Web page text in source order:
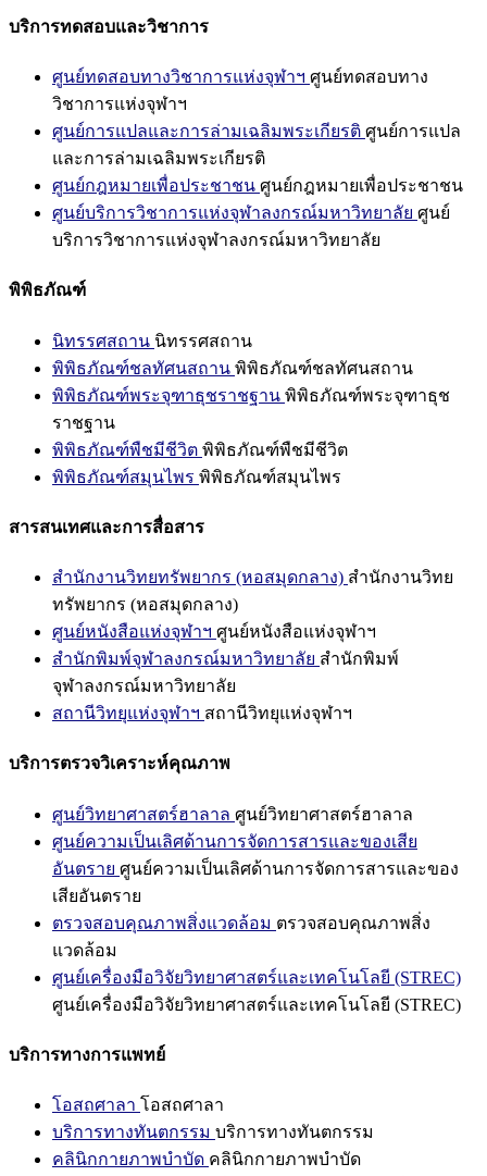
บริการทดสอบและวิชาการ
ศูนย์ทดสอบทางวิชาการแห่งจุฬาฯ ศูนย์ทดสอบทาง
วิชาการแห่งจุฬาฯ
ศูนย์การแปลและการล่ามเฉลิมพระเกียรติ ศูนย์การแปล
และการล่ามเฉลิมพระเกียรติ
ศูนย์กฎหมายเพื่อประชาชน ศูนย์กฎหมายเพื่อประชาชน
ศูนย์บริการวิชาการแห่งจุฬาลงกรณ์มหาวิทยาลัย ศูนย์
บริการวิชาการแห่งจุฬาลงกรณ์มหาวิทยาลัย
พิพิธภัณฑ์
นิทรรศสถาน นิทรรศสถาน
พิพิธภัณฑ์ชลทัศนสถาน พิพิธภัณฑ์ชลทัศนสถาน
พิพิธภัณฑ์พระจุฑาธุชราชฐาน พิพิธภัณฑ์พระจุฑาธุช
ราชฐาน
พิพิธภัณฑ์พืชมีชีวิต พิพิธภัณฑ์พืชมีชีวิต
พิพิธภัณฑ์สมุนไพร พิพิธภัณฑ์สมุนไพร
สารสนเทศและการสื่อสาร
สำนักงานวิทยทรัพยากร (หอสมุดกลาง) สำนักงานวิทย
ทรัพยากร (หอสมุดกลาง)
ศูนย์หนังสือแห่งจุฬาฯ ศูนย์หนังสือแห่งจุฬาฯ
สำนักพิมพ์จุฬาลงกรณ์มหาวิทยาลัย สำนักพิมพ์
จุฬาลงกรณ์มหาวิทยาลัย
สถานีวิทยุแห่งจุฬาฯ สถานีวิทยุแห่งจุฬาฯ
บริการตรวจวิเคราะห์คุณภาพ
ศูนย์วิทยาศาสตร์ฮาลาล ศูนย์วิทยาศาสตร์ฮาลาล
ศูนย์ความเป็นเลิศด้านการจัดการสารและของเสีย
อันตราย ศูนย์ความเป็นเลิศด้านการจัดการสารและของ
เสียอันตราย
ตรวจสอบคุณภาพสิ่งแวดล้อม ตรวจสอบคุณภาพสิ่ง
แวดล้อม
ศูนย์เครื่องมือวิจัยวิทยาศาสตร์และเทคโนโลยี (STREC)
ศูนย์เครื่องมือวิจัยวิทยาศาสตร์และเทคโนโลยี (STREC)
บริการทางการแพทย์
โอสถศาลา โอสถศาลา
บริการทางทันตกรรม บริการทางทันตกรรม
คลินิกกายภาพบำบัด คลินิกกายภาพบำบัด